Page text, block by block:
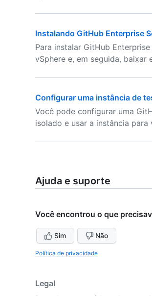
Instalando GitHub Enterprise
Para instalar GitHub
vSphere e, em seguida,
Configurar uma instância de
Você pode configurar uma
isolado e usar a instância
Ajuda e suporte
Você encontrou o que
Sim Não
Política de privacidade
Legal